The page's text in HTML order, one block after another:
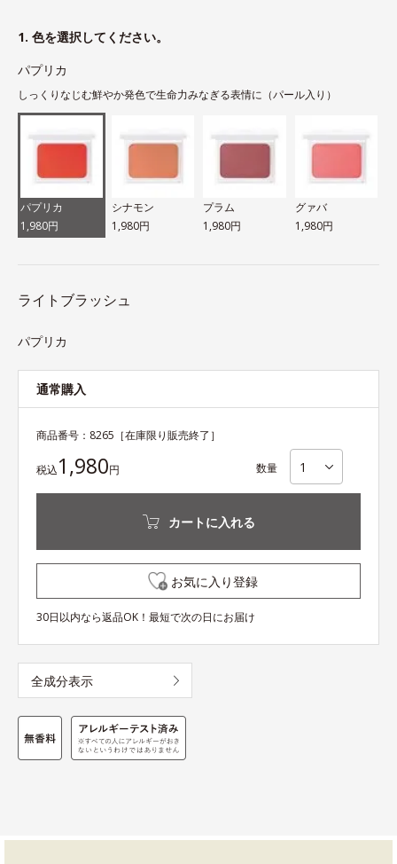
1. 色を選択してください。
パプリカ
しっくりなじむ鮮やか発色で生命力みなぎる表情に（パール入り）
パプリカ
1,980円
シナモン
1,980円
プラム
1,980円
グァバ
1,980円
ライトブラッシュ
パプリカ
通常購入
商品番号： 8265 ［在庫限り販売終了］
税込1,980円 数量
カートに入れる
お気に入り登録
30日以内なら返品OK！最短で次の日にお届け
全成分表示